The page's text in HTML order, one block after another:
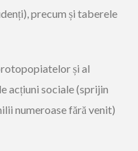
precum și taberele
și al
acțiuni sociale (sprijin
numeroase fără venit)